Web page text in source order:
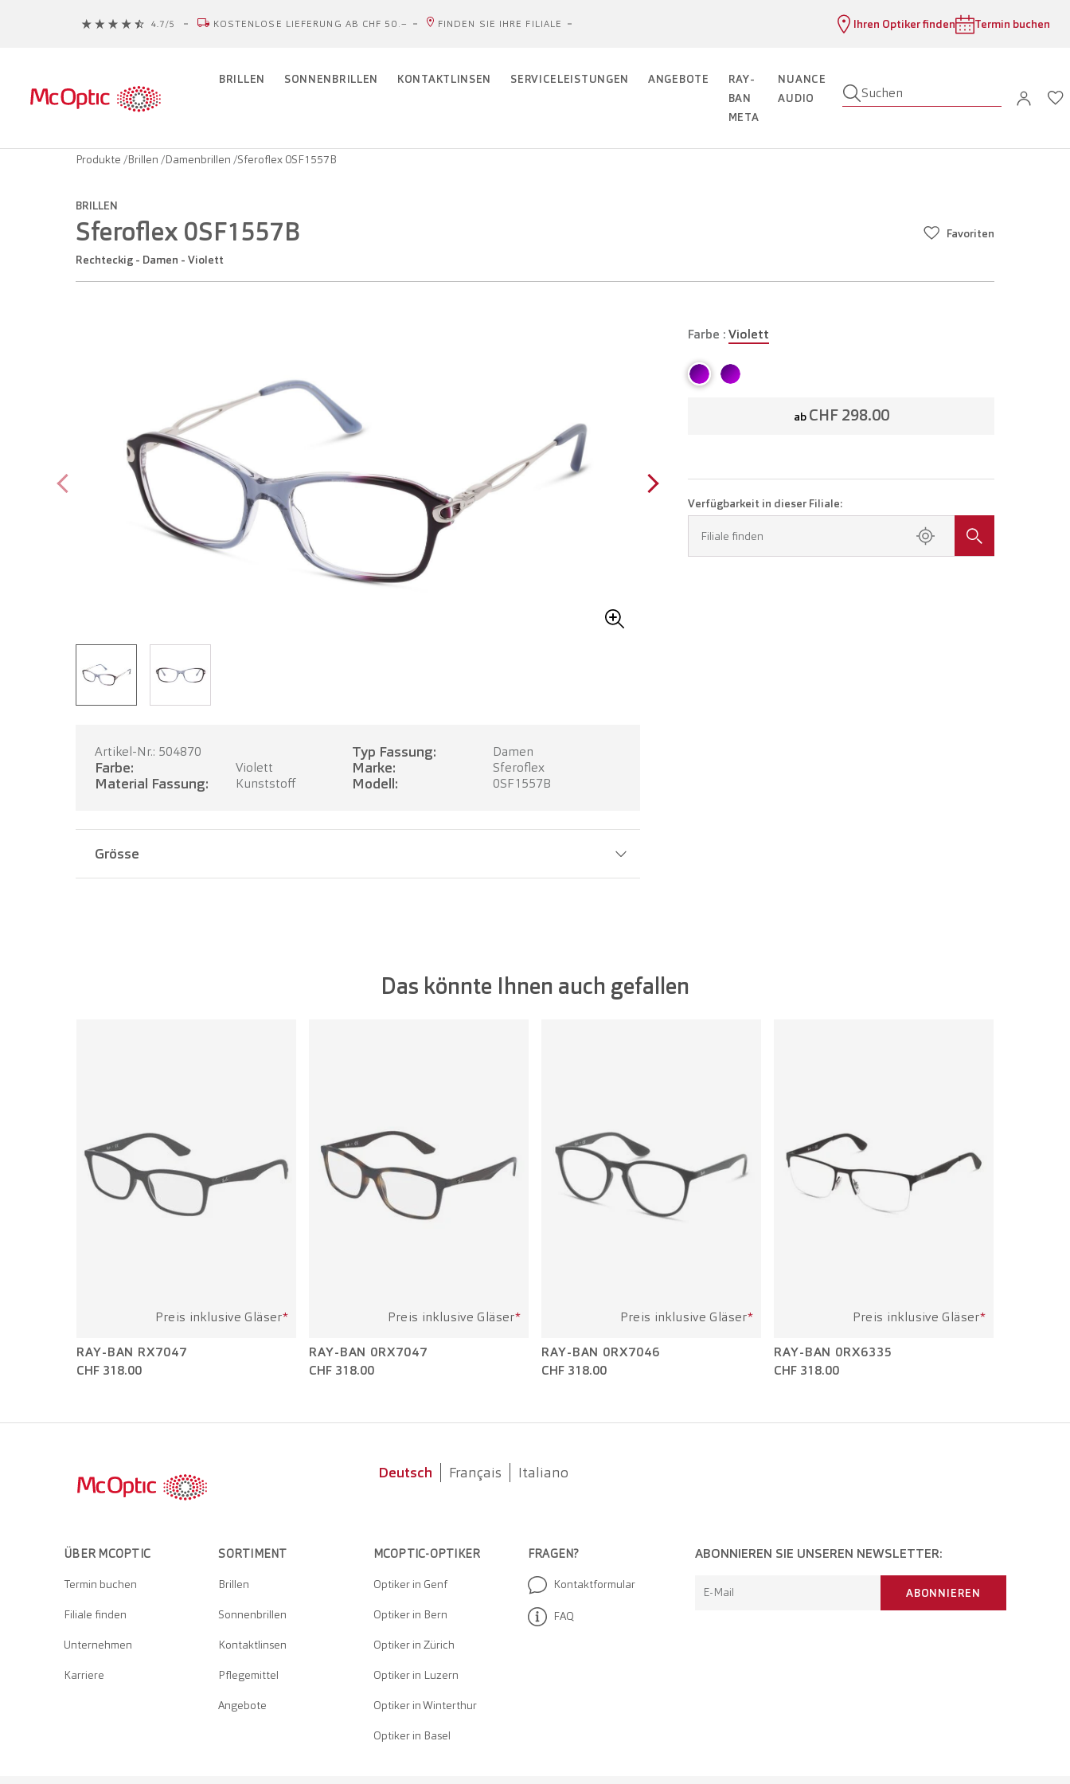
KOSTENLOSE LIEFERUNG AB CHF 50.– FINDEN SIE IHRE FILIALE Ihren Optiker finden Termin buchen
BRILLEN SONNENBRILLEN KONTAKTLINSEN SERVICELEISTUNGEN ANGEBOTE
RAY-
BAN
META
NUANCE
AUDIO
Suchen
Produkte /Brillen /Damenbrillen /Sferoflex 0SF1557B
BRILLEN
Sferoflex 0SF1557B
Rechteckig - Damen - Violett
Favoriten
Farbe :Violett
ab CHF 298.00
Verfügbarkeit in dieser Filiale:
Filiale finden
Artikel-Nr.: 504870 Typ Fassung: Damen
Farbe: Violett Marke: Sferoflex
Material Fassung: Kunststoff Modell: 0SF1557B
Grösse
Das könnte Ihnen auch gefallen
Preis inklusive Gläser*
RAY-BAN RX7047
CHF 318.00
Preis inklusive Gläser*
RAY-BAN 0RX7047
CHF 318.00
Preis inklusive Gläser*
RAY-BAN 0RX7046
CHF 318.00
Preis inklusive Gläser*
RAY-BAN 0RX6335
CHF 318.00
Deutsch Français Italiano
ÜBER MCOPTIC
Termin buchen
Filiale finden
Unternehmen
Karriere
SORTIMENT
Brillen
Sonnenbrillen
Kontaktlinsen
Pflegemittel
Angebote
MCOPTIC-OPTIKER
Optiker in Genf
Optiker in Bern
Optiker in Zürich
Optiker in Luzern
Optiker in Winterthur
Optiker in Basel
FRAGEN?
Kontaktformular
FAQ
ABONNIEREN SIE UNSEREN NEWSLETTER:
E-Mail ABONNIEREN